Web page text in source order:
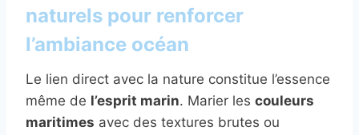
naturels pour renforcer
l’ambiance océan
Le lien direct avec la nature constitue l’essence
même de l’esprit marin. Marier les couleurs
maritimes avec des textures brutes ou